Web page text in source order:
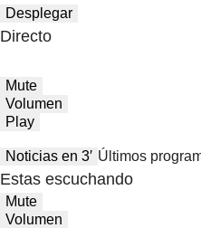
Desplegar
Directo
Mute
Volumen
Play
Noticias en 3′ Últimos
Estas escuchando
Mute
Volumen